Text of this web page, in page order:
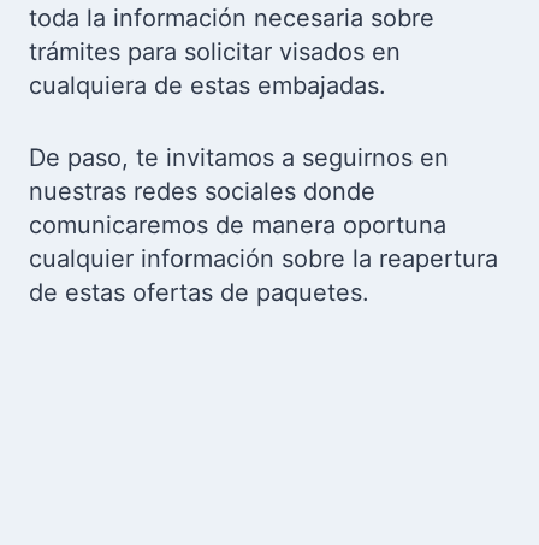
toda la información necesaria sobre
trámites para solicitar visados en
cualquiera de estas embajadas.
De paso, te invitamos a seguirnos en
nuestras redes sociales donde
comunicaremos de manera oportuna
cualquier información sobre la reapertura
de estas ofertas de paquetes.